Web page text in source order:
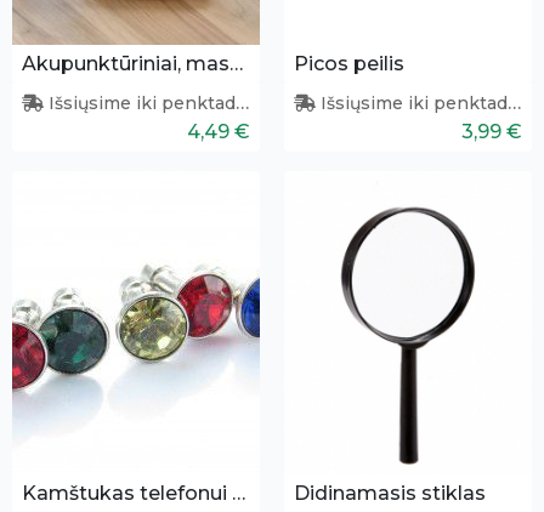
Akupunktūriniai, masažuojantys vidpadžiai
Išsiųsime iki penktadienio
4,49 €
Picos peilis
Išsiųsime iki penktadienio
3,99 €
Kamštukas telefonui - apsauga nuo dulkių Didinamasis stiklas